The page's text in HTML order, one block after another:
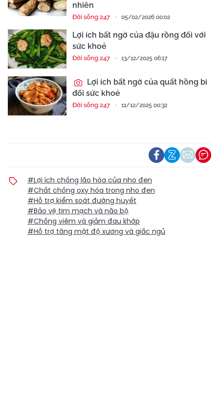
nhiên
Đời sống 247 05/02/2026 00:02
Lợi ích bất ngờ của đậu rồng đối với
sức khoẻ
Đời sống 247 13/12/2025 06:17
Lợi ích bất ngờ của quất hồng bì
đối sức khoẻ
Đời sống 247 11/12/2025 00:32
#Lợi ích chống lão hóa của nho đen
#Chất chống oxy hóa trong nho đen
#Hỗ trợ kiểm soát đường huyết
#Bảo vệ tim mạch và não bộ
#Chống viêm và giảm đau khớp
#Hỗ trợ tăng mật độ xương và giấc ngủ